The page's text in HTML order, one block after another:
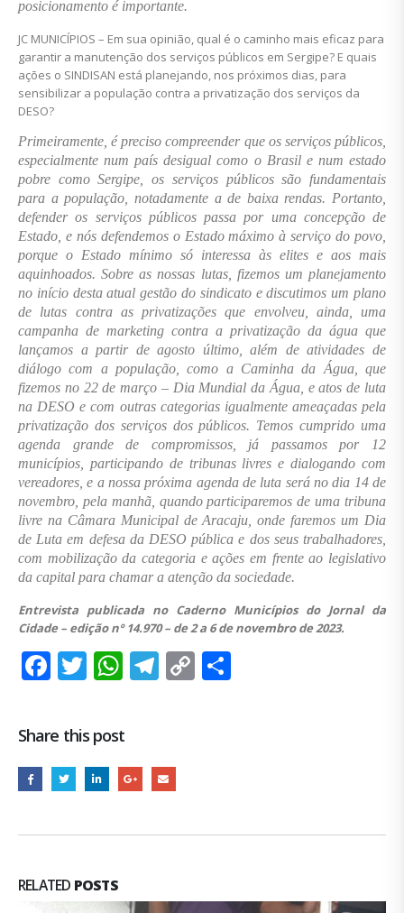
posicionamento é importante.
JC MUNICÍPIOS – Em sua opinião, qual é o caminho mais eficaz para
garantir a manutenção dos serviços públicos em Sergipe? E quais
ações o SINDISAN está planejando, nos próximos dias, para
sensibilizar a população contra a privatização dos serviços da
DESO?
Primeiramente, é preciso compreender que os serviços públicos,
especialmente num país desigual como o Brasil e num estado
pobre como Sergipe, os serviços públicos são fundamentais
para a população, notadamente a de baixa rendas. Portanto,
defender os serviços públicos passa por uma concepção de
Estado, e nós defendemos o Estado máximo à serviço do povo,
porque o Estado mínimo só interessa às elites e aos mais
aquinhoados. Sobre as nossas lutas, fizemos um planejamento
no início desta atual gestão do sindicato e discutimos um plano
de lutas contra as privatizações que envolveu, ainda, uma
campanha de marketing contra a privatização da água que
lançamos a partir de agosto último, além de atividades de
diálogo com a população, como a Caminha da Água, que
fizemos no 22 de março – Dia Mundial da Água, e atos de luta
na DESO e com outras categorias igualmente ameaçadas pela
privatização dos serviços dos públicos. Temos cumprido uma
agenda grande de compromissos, já passamos por 12
municípios, participando de tribunas livres e dialogando com
vereadores, e a nossa próxima agenda de luta será no dia 14 de
novembro, pela manhã, quando participaremos de uma tribuna
livre na Câmara Municipal de Aracaju, onde faremos um Dia
de Luta em defesa da DESO pública e dos seus trabalhadores,
com mobilização da categoria e ações em frente ao legislativo
da capital para chamar a atenção da sociedade.
Entrevista publicada no Caderno Municípios do Jornal da
Cidade – edição nº 14.970 – de 2 a 6 de novembro de 2023.
Facebook
Twitter
WhatsApp
Telegram
Copy
Share this post
RELATED POSTS